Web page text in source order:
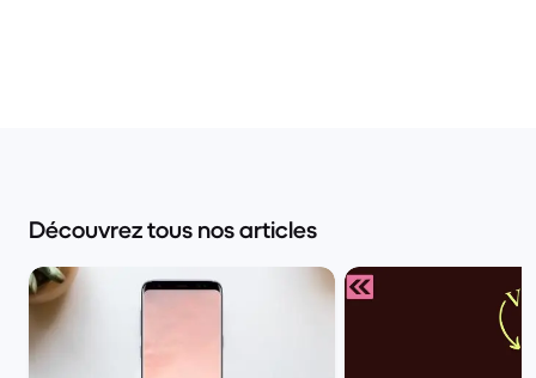
Découvrez tous nos articles